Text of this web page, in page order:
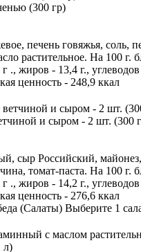
(300 гр)
печень говяжья, соль,
растительное. На 100 г.
., жиров - 13,4 г.,
ценность - 248,9 ккал
и сыром - 2 шт. (300
сыр Российский,
томат-паста. На 100 г.
., жиров - 14,2 г.,
ценность - 276,6 ккал
(Салаты) Выберите 1